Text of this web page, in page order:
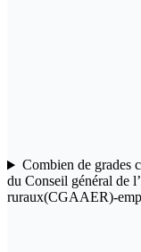
Combien de grades
du Conseil général de
ruraux(CGAAER)-